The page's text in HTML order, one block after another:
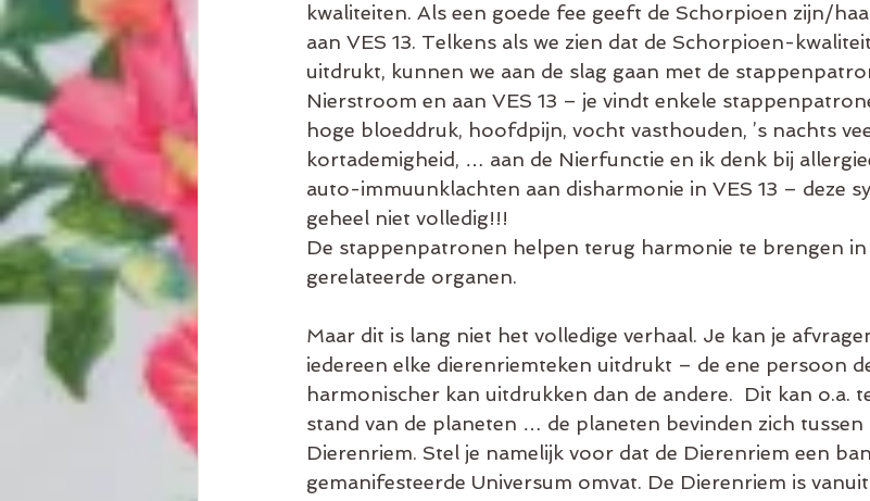
kwaliteiten. Als een goede fee geeft de Schorpioen zijn/
aan VES 13. Telkens als we zien dat de Schorpioen-
uitdrukt, kunnen we aan de slag gaan met de
Nierstroom en aan VES 13 – je vindt enkele
hoge bloeddruk, hoofdpijn, vocht vasthouden, ’s nachts
kortademigheid, … aan de Nierfunctie en ik denk bij
auto-immuunklachten aan disharmonie in VES 13 – deze
geheel niet volledig!!!
De stappenpatronen helpen terug harmonie te brengen in
gerelateerde organen.
Maar dit is lang niet het volledige verhaal. Je kan je
iedereen elke dierenriemteken uitdrukt – de ene persoon
harmonischer kan uitdrukken dan de andere.  Dit kan o.a.
stand van de planeten … de planeten bevinden zich tussen
Dierenriem. Stel je namelijk voor dat de Dierenriem een
gemanifesteerde Universum omvat. De Dierenriem is